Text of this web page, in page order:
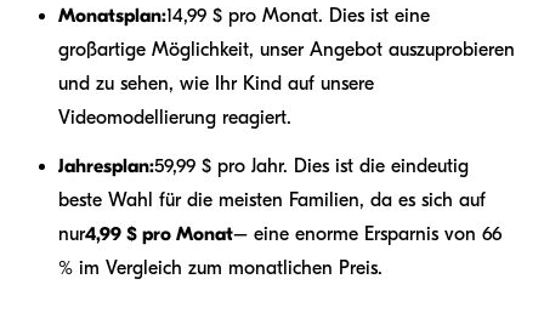
Monatsplan:14,99 $ pro Monat. Dies ist eine
großartige Möglichkeit, unser Angebot auszuprobieren
und zu sehen, wie Ihr Kind auf unsere
Videomodellierung reagiert.
Jahresplan:59,99 $ pro Jahr. Dies ist die eindeutig
beste Wahl für die meisten Familien, da es sich auf
nur4,99 $ pro Monat– eine enorme Ersparnis von 66
% im Vergleich zum monatlichen Preis.